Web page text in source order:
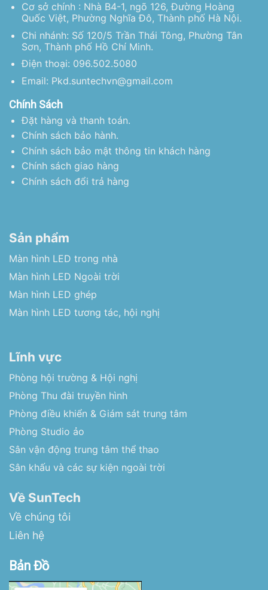
Cơ sở chính : Nhà B4-1, ngõ 126, Đường Hoàng
Quốc Việt, Phường Nghĩa Đô, Thành phố Hà Nội.
Chi nhánh: Số 120/5 Trần Thái Tông, Phường Tân
Sơn, Thành phố Hồ Chí Minh.
Điện thoại: 096.502.5080
Email: Pkd.suntechvn@gmail.com
Chính Sách
Đặt hàng và thanh toán.
Chính sách bảo hành.
Chính sách bảo mật thông tin khách hàng
Chính sách giao hàng
Chính sách đổi trả hàng
Sản phẩm
Màn hình LED trong nhà
Màn hình LED Ngoài trời
Màn hình LED ghép
Màn hình LED tương tác, hội nghị
Lĩnh vực
Phòng hội trường & Hội nghị
Phòng Thu đài truyền hình
Phòng điều khiển & Giám sát trung tâm
Phòng Studio ảo
Sân vận động trung tâm thể thao
Sân khấu và các sự kiện ngoài trời
Về SunTech
Về chúng tôi
Liên hệ
Bản Đồ